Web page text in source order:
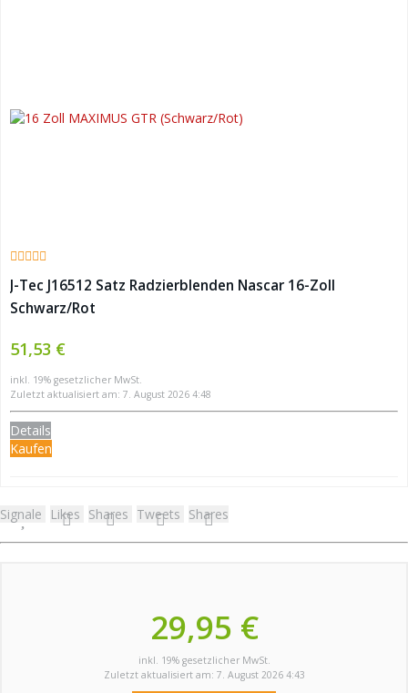
J-Tec J16512 Satz Radzierblenden Nascar 16-Zoll
Schwarz/Rot
51,53 €
inkl. 19% gesetzlicher MwSt.
Zuletzt aktualisiert am: 7. August 2026 4:48
Details
Kaufen
Signale Likes Shares Tweets Shares
29,95 €
inkl. 19% gesetzlicher MwSt.
Zuletzt aktualisiert am: 7. August 2026 4:43